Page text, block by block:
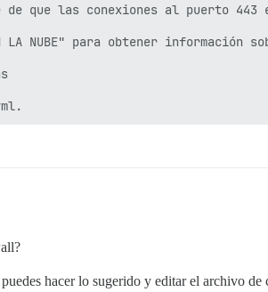
que las conexiones al puerto 443
LA NUBE" para obtener información
hacer lo sugerido y editar el archivo